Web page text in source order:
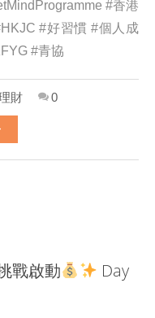
#香港
#好習慣 #個人成
#青協
財 0
戰啟動 Day